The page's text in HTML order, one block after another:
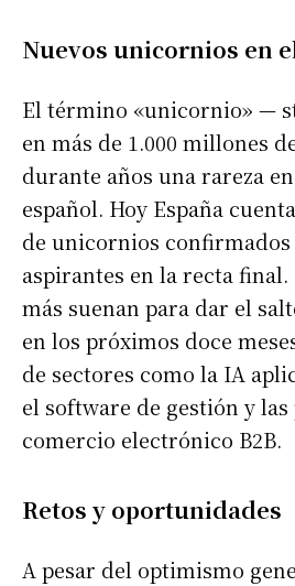
Nuevos unicornios en
El término «unicornio» —
en más de 1.000 millones
durante años una rareza
español. Hoy España
de unicornios confirmados
aspirantes en la recta final.
más suenan para dar el
en los próximos doce
de sectores como la IA
el software de gestión y
comercio electrónico B2B.
Retos y oportunidades
A pesar del optimismo